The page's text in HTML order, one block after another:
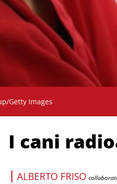
Getty Images
I cani
| ALBERTO FRISO